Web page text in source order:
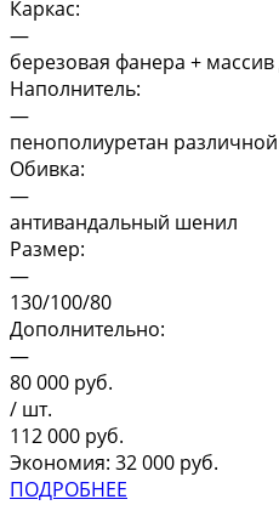
Каркас:
—
березовая фанера +
Наполнитель:
—
пенополиуретан
Обивка:
—
антивандальный шенил
Размер:
—
130/100/80
Дополнительно:
—
80 000 руб.
/ шт.
112 000 руб.
Экономия: 32 000 руб.
ПОДРОБНЕЕ